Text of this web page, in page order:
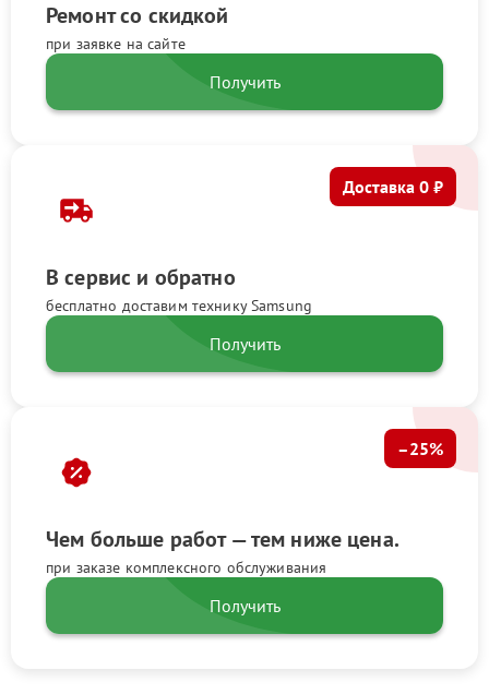
Ремонт со скидкой
при заявке на сайте
Получить
В сервис и обратно
бесплатно доставим технику Samsung
Доставка 0 ₽
Получить
Чем больше работ — тем ниже цена.
при заказе комплексного обслуживания
–25%
Получить